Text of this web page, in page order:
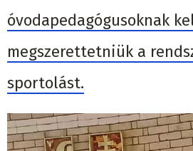
óvodapedagógusoknak
megszerettetniük a
sportolást.